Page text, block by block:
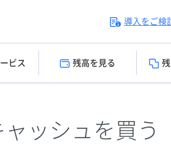
導入をご検
ビス 残高を見る
ャッシュを買う